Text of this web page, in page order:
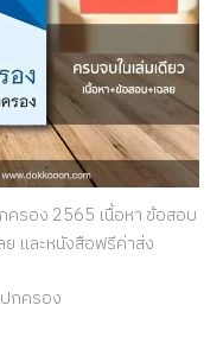
รอง 2565 เนื้อหา ข้อสอบ
ย และหนังสือฟรีค่าส่ง
กครอง